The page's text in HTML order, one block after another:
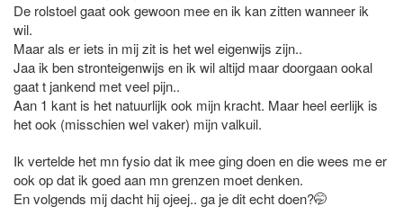
De rolstoel gaat ook gewoon mee en ik kan zitten wanneer ik
wil.
Maar als er iets in mij zit is het wel eigenwijs zijn..
Jaa ik ben stronteigenwijs en ik wil altijd maar doorgaan ookal
gaat t jankend met veel pijn..
Aan 1 kant is het natuurlijk ook mijn kracht. Maar heel eerlijk is
het ook (misschien wel vaker) mijn valkuil.
Ik vertelde het mn fysio dat ik mee ging doen en die wees me er
ook op dat ik goed aan mn grenzen moet denken.
En volgends mij dacht hij ojeej.. ga je dit echt doen?🤭